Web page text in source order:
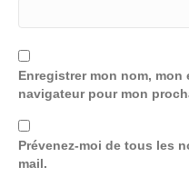
Enregistrer mon nom,
navigateur pour mon
Prévenez-moi de tous les
mail.